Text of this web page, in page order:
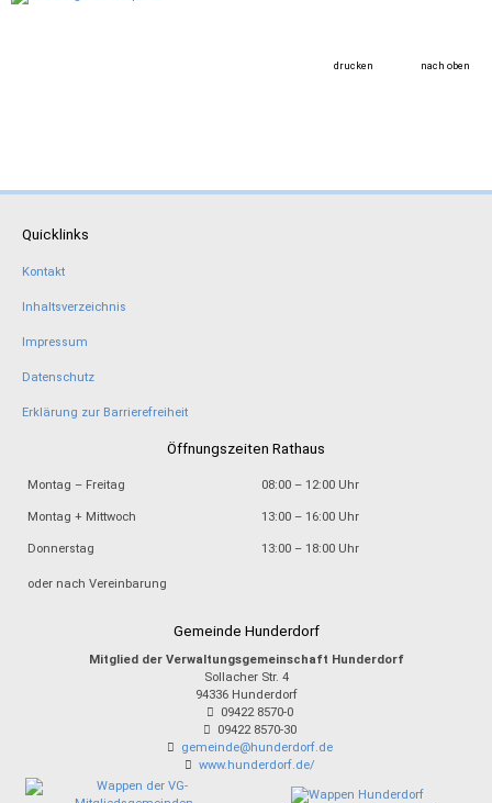
drucken nach oben
Quicklinks
Kontakt
Inhaltsverzeichnis
Impressum
Datenschutz
Erklärung zur Barrierefreiheit
Öffnungszeiten Rathaus
Montag – Freitag 08:00 – 12:00 Uhr
Montag + Mittwoch 13:00 – 16:00 Uhr
Donnerstag 13:00 – 18:00 Uhr
oder nach Vereinbarung
Gemeinde Hunderdorf
Mitglied der Verwaltungsgemeinschaft Hunderdorf
Sollacher Str. 4
94336 Hunderdorf
09422 8570-0
09422 8570-30
gemeinde@hunderdorf.de
www.hunderdorf.de/